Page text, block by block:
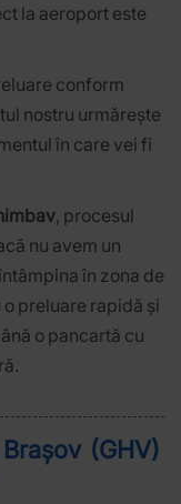
la aeroport este
conform
nostru urmărește
în care vei fi
, procesul
nu avem un
în zona de
preluare rapidă și
o pancartă cu
(GHV)